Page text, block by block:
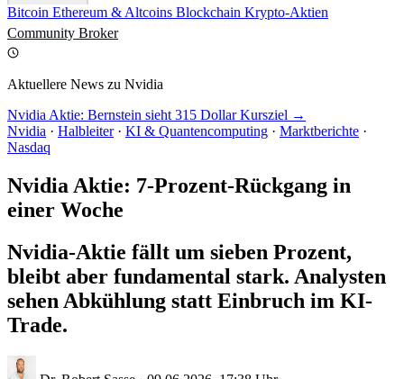
Bitcoin Ethereum & Altcoins Blockchain Krypto-Aktien
Community Broker
Aktuellere News zu Nvidia
Nvidia Aktie: Bernstein sieht 315 Dollar Kursziel →
Nvidia · Halbleiter · KI & Quantencomputing · Marktberichte ·
Nasdaq
Nvidia Aktie: 7-Prozent-Rückgang in
einer Woche
Nvidia-Aktie fällt um sieben Prozent,
bleibt aber fundamental stark. Analysten
sehen Abkühlung statt Einbruch im KI-
Trade.